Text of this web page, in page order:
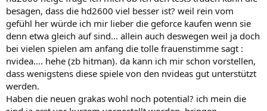
besagen, dass die hd2600 viel besser ist? weil rein vom
gefühl her würde ich mir lieber die geforce kaufen wenn sie
denn etwa gleich auf sind... allein auch deswegen weil ja doch
bei vielen spielen am anfang die tolle frauenstimme sagt :
nvidea.... hehe (zb hitman). da kann ich mir schon vorstellen,
dass wenigstens diese spiele von den nvideas gut unterstützt
werden.
Haben die neuen grakas wohl noch potential? ich mein die